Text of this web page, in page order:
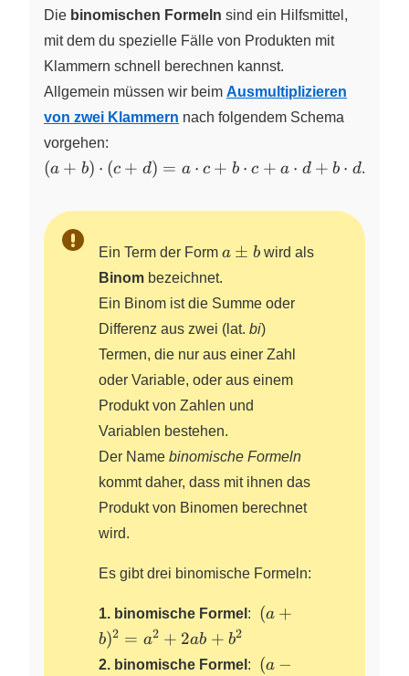
Die binomischen Formeln sind ein Hilfsmittel,
mit dem du spezielle Fälle von Produkten mit
Klammern schnell berechnen kannst.
Allgemein müssen wir beim Ausmultiplizieren
von zwei Klammern nach folgendem Schema
vorgehen:
(a+b)
(c+d)=a
\cdot c
+ b
\cdot d
\cdot d
(a + b) ⋅ (c + d) = a ⋅ c + b ⋅ c + a ⋅ d + b ⋅ d.
Ein Term der Form a
a ± bwird als
Binom bezeichnet.
Ein Binom ist die Summe oder
Differenz aus zwei (lat. bi)
Termen, die nur aus einer Zahl
oder Variable, oder aus einem
Produkt von Zahlen und
Variablen bestehen.
Der Name binomische Formeln
kommt daher, dass mit ihnen das
Produkt von Binomen berechnet
wird.
Es gibt drei binomische Formeln:
1. binomische Formel :
~(a+b)^2
(a +
b)2 = a2 + 2ab + b2
2. binomische Formel :
~(a-b)^2
(a −